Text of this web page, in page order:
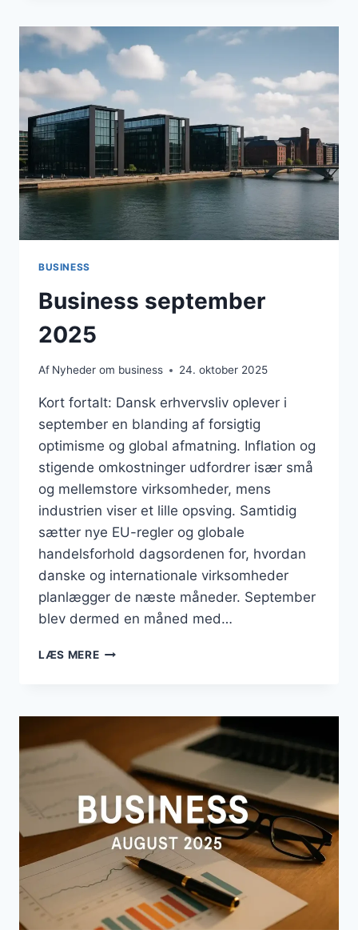
VÆKST,
SÅRBARHEDER
STRATEGISKE
MULIGHEDER
BUSINESS
Business september
2025
Af Nyheder om business 24. oktober 2025
Kort fortalt: Dansk erhvervsliv oplever i
september en blanding af forsigtig
optimisme og global afmatning. Inflation og
stigende omkostninger udfordrer især små
og mellemstore virksomheder, mens
industrien viser et lille opsving. Samtidig
sætter nye EU-regler og globale
handelsforhold dagsordenen for, hvordan
danske og internationale virksomheder
planlægger de næste måneder. September
blev dermed en måned med…
LÆS MEREBUSINESS